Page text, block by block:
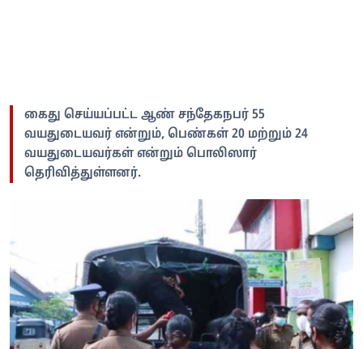
கைது செய்யப்பட்ட ஆண் சந்தேகநபர் 55
வயதுடையவர் என்றும், பெண்கள் 20 மற்றும் 24
வயதுடையவர்கள் என்றும் பொலிஸார்
தெரிவித்துள்ளனர்.